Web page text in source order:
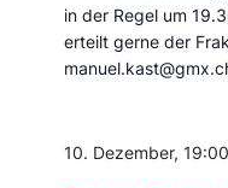
in der Regel um
erteilt gerne der
10. Dezember, 19:00